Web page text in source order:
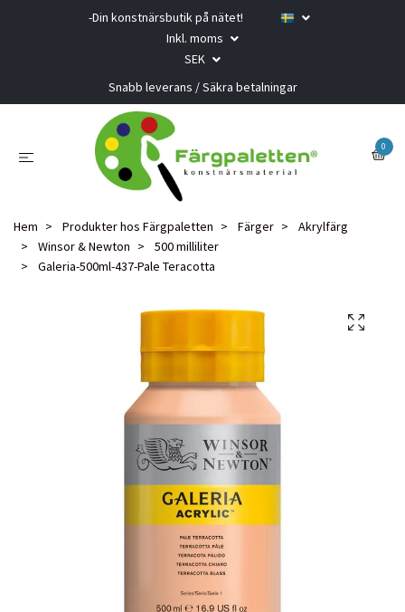
-Din konstnärsbutik på nätet!
Inkl. moms
SEK
Snabb leverans / Säkra betalningar
0
Hem Produkter hos Färgpaletten Färger
Akrylfärg
Winsor & Newton
500 milliliter
Galeria-500ml-437-Pale Teracotta